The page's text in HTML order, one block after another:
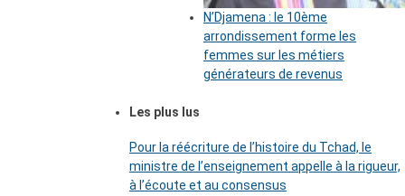
N’Djamena : le 10ème
arrondissement forme les
femmes sur les métiers
générateurs de revenus
Les plus lus
Pour la réécriture de l’histoire du Tchad, le
ministre de l’enseignement appelle à la rigueur,
à l’écoute et au consensus